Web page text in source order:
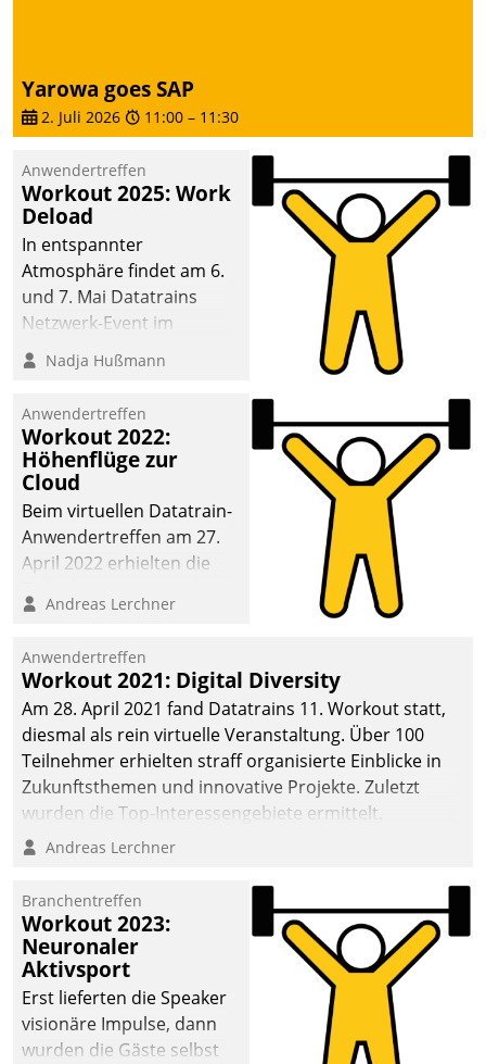
Mietenden zügiger und
effizienter zu bearbeiten.
Yarowa goes SAP
2. Juli 2026 11:00 – 11:30
Anwendertreffen
Workout 2025: Work
Deload
In entspannter
Atmosphäre findet am 6.
und 7. Mai Datatrains
Netzwerk-Event im
Kunden- und Partnerkreis
statt. Zentrale Frage: Wie
Mammutprojekte
meistern und Workloads
wuppen – bei zunehmend
anspruchsvollen
Aufgaben und
abnehmendem
Nadja Hußmann
Anwendertreffen
Workout 2022:
Höhenflüge zur
Cloud
Beim virtuellen Datatrain-
Anwendertreffen am 27.
April 2022 erhielten die
Teilnehmer kurzweilige
Cloud-Strategien und -
Lösungen mit hohem
Zukunftspotenzial.
Andreas Lerchner
Anwendertreffen
Workout 2021: Digital Diversity
Am 28. April 2021 fand Datatrains 11. Workout statt,
diesmal als rein virtuelle Veranstaltung. Über 100
Teilnehmer erhielten straff organisierte Einblicke in
Zukunftsthemen und innovative Projekte. Zuletzt
wurden die Top-Interessengebiete ermittelt.
Andreas Lerchner
Branchentreffen
Workout 2023:
Neuronaler
Aktivsport
Erst lieferten die Speaker
visionäre Impulse, dann
wurden die Gäste selbst